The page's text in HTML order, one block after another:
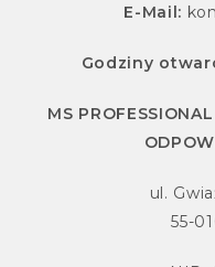
E-Mail:
Godziny
MS
ul.
55-